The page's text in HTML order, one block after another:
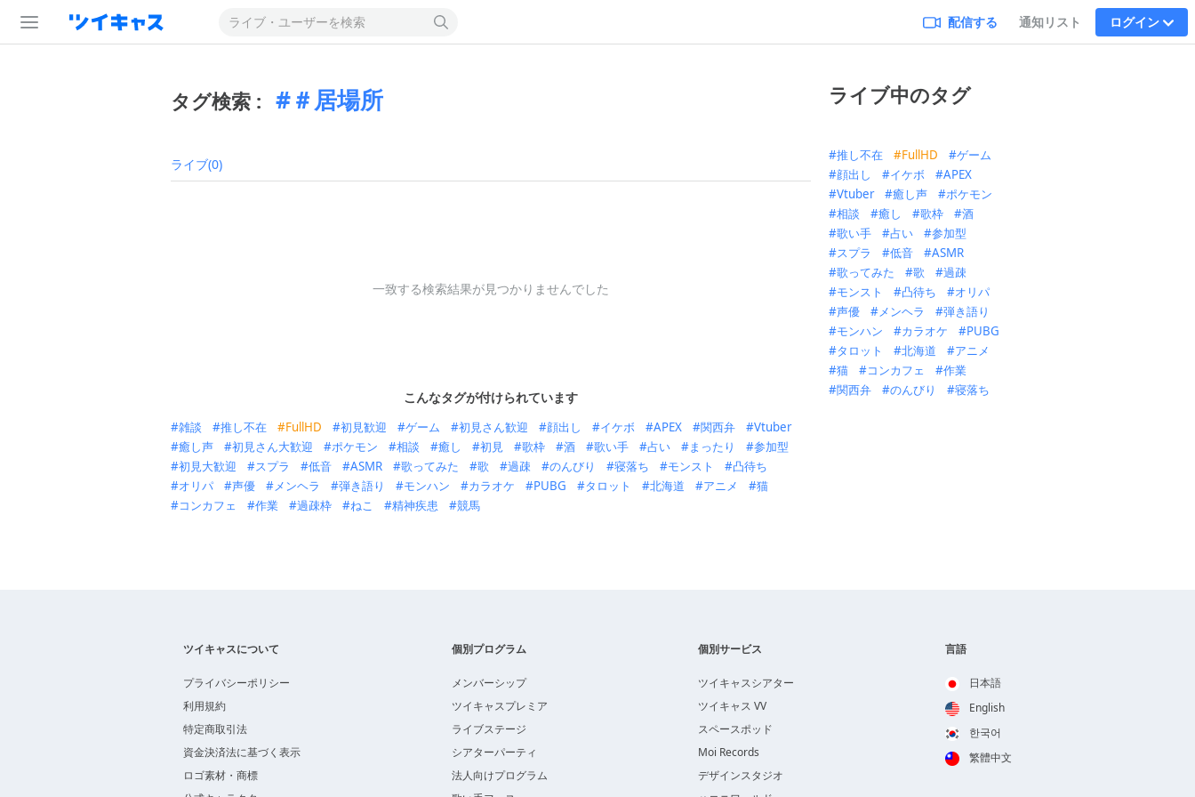
配信する 通知リスト ログイン
タグ検索 : ＃居場所
ライブ(0)
一致する検索結果が見つかりませんでした
こんなタグが付けられています
雑談 推し不在 FullHD 初見歓迎 ゲーム 初見さん歓迎 顔出し イケボ APEX 関西弁
Vtuber
癒し声
初見さん大歓迎 ポケモン 相談 癒し 初見 歌枠 酒 歌い手 占い まったり
参加型
初見大歓迎
スプラ 低音 ASMR 歌ってみた 歌 過疎 のんびり 寝落ち モンスト
凸待ち
オリパ
声優 メンヘラ 弾き語り モンハン カラオケ PUBG タロット 北海道 アニメ
猫
コンカフェ
作業 過疎枠 ねこ 精神疾患 競馬
ライブ中のタグ
推し不在 FullHD
ゲーム
顔出し
イケボ
APEX
Vtuber
癒し声
ポケモン
相談
癒し 歌枠
酒
歌い手
占い
参加型
スプラ
低音
ASMR
歌ってみた
歌
過疎
モンスト
凸待ち
オリパ
声優
メンヘラ
弾き語り
モンハン
カラオケ
PUBG
タロット
北海道
アニメ
猫
コンカフェ
作業
関西弁
のんびり 寝落ち
ツイキャスについて
プライバシーポリシー
利用規約
特定商取引法
資金決済法に基づく表示
ロゴ素材・商標
個別プログラム
メンバーシップ
ツイキャスプレミア
ライブステージ
シアターパーティ
法人向けプログラム
個別サービス
ツイキャスシアター
ツイキャス VV
スペースポッド
Moi Records
デザインスタジオ
言語
日本語
English
한국어
繁體中文